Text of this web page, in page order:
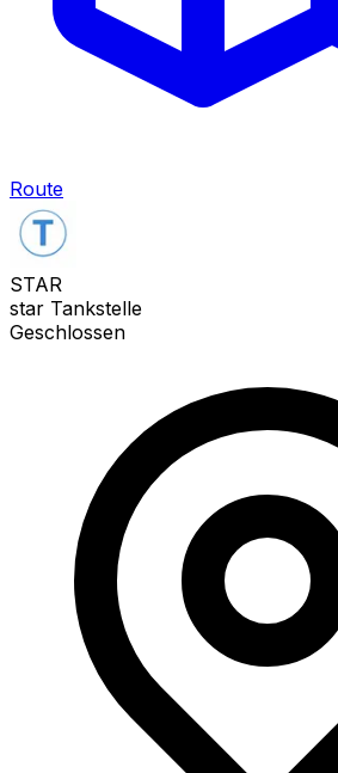
Route
STAR
star Tankstelle
Geschlossen